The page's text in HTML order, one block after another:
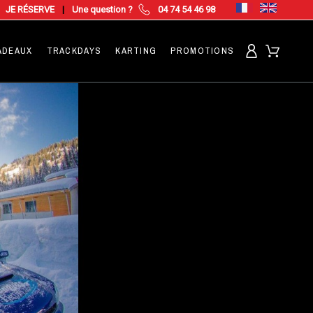
JE RÉSERVE | Une question ? 04 74 54 46 98
TRACKDAYS KARTING PROMOTIONS